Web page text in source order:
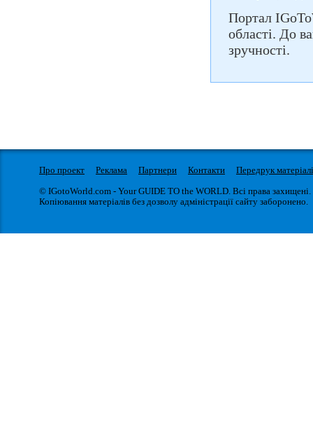
Портал
області. До
зручності.
Про проект Реклама Партнери Контакти
Передрук
© IGotoWorld.com - Your GUIDE TO the WORLD. Всі права захищені.
Копіювання матеріалів без дозволу адміністрації сайту заборонено.